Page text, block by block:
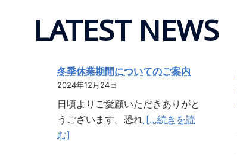
LATEST NEWS
冬季休業期間についてのご案内
2024年12月24日
日頃よりご愛顧いただきありがと
うございます。恐れ […続きを読
む]